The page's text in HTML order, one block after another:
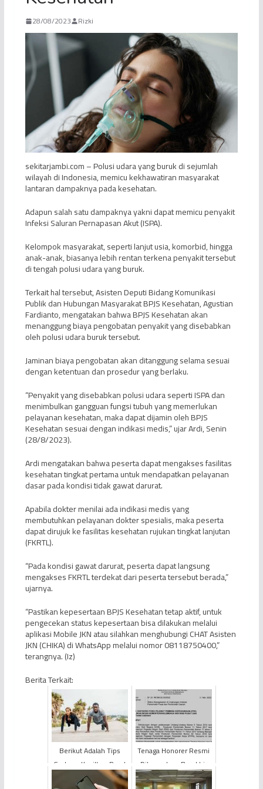
28/08/2023 Rizki
sekitarjambi.com – Polusi udara yang buruk di sejumlah
wilayah di Indonesia, memicu kekhawatiran masyarakat
lantaran dampaknya pada kesehatan.
Adapun salah satu dampaknya yakni dapat memicu penyakit
Infeksi Saluran Pernapasan Akut (ISPA).
Kelompok masyarakat, seperti lanjut usia, komorbid, hingga
anak-anak, biasanya lebih rentan terkena penyakit tersebut
di tengah polusi udara yang buruk.
Terkait hal tersebut, Asisten Deputi Bidang Komunikasi
Publik dan Hubungan Masyarakat BPJS Kesehatan, Agustian
Fardianto, mengatakan bahwa BPJS Kesehatan akan
menanggung biaya pengobatan penyakit yang disebabkan
oleh polusi udara buruk tersebut.
Jaminan biaya pengobatan akan ditanggung selama sesuai
dengan ketentuan dan prosedur yang berlaku.
“Penyakit yang disebabkan polusi udara seperti ISPA dan
menimbulkan gangguan fungsi tubuh yang memerlukan
pelayanan kesehatan, maka dapat dijamin oleh BPJS
Kesehatan sesuai dengan indikasi medis,” ujar Ardi, Senin
(28/8/2023).
Ardi mengatakan bahwa peserta dapat mengakses fasilitas
kesehatan tingkat pertama untuk mendapatkan pelayanan
dasar pada kondisi tidak gawat darurat.
Apabila dokter menilai ada indikasi medis yang
membutuhkan pelayanan dokter spesialis, maka peserta
dapat dirujuk ke fasilitas kesehatan rujukan tingkat lanjutan
(FKRTL).
“Pada kondisi gawat darurat, peserta dapat langsung
mengakses FKRTL terdekat dari peserta tersebut berada,”
ujarnya.
“Pastikan kepesertaan BPJS Kesehatan tetap aktif, untuk
pengecekan status kepesertaan bisa dilakukan melalui
aplikasi Mobile JKN atau silahkan menghubungi CHAT Asisten
JKN (CHIKA) di WhatsApp melalui nomor 08118750400,”
terangnya. (Iz)
Berita Terkait:
Berikut Adalah Tips
Gerkaan Kecilkan Perut
Buncit
Tenaga Honorer Resmi
Dihapuskan, Berakhir
Pada November 2023